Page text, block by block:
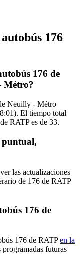
176
176 de
Métro?
Neuilly - Métro
El tiempo total
RATP es de 33.
puntual,
las actualizaciones
de 176 de RATP
176 de
176 de RATPen la
futuras